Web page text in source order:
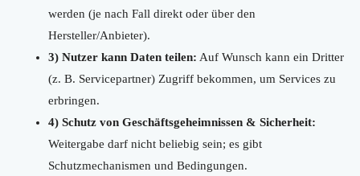
werden (je nach Fall direkt oder über den
Hersteller/Anbieter).
3) Nutzer kann Daten teilen: Auf Wunsch kann ein Dritter
(z. B. Servicepartner) Zugriff bekommen, um Services zu
erbringen.
4) Schutz von Geschäftsgeheimnissen & Sicherheit:
Weitergabe darf nicht beliebig sein; es gibt
Schutzmechanismen und Bedingungen.